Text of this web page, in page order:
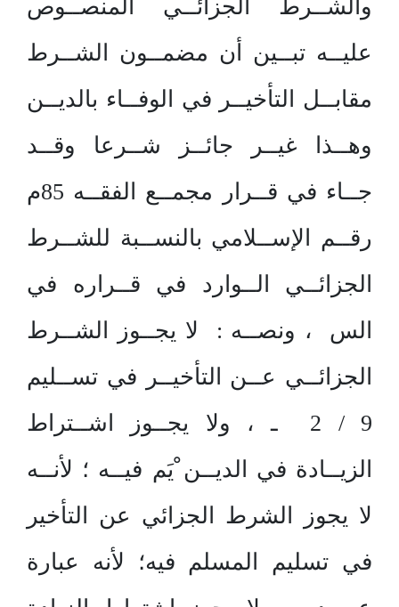
والشــرط الجزائــي المنصــوص
عليــه تبــين أن مضمــون الشــرط
مقابــل التأخيــر في الوفــاء بالديــن
وهــذا غيــر جائــز شــرعا وقــد
جــاء في قــرار مجمــع الفقــه 85م
رقــم الإســلامي بالنســبة للشــرط
الجزائــي الــوارد في قــراره في
الس ، ونصــه : لا يجــوز الشــرط
الجزائــي عــن التأخيــر في تســليم
9 / 2 ـ ، ولا يجــوز اشــتراط
الزيــادة في الديــن ْيَم فيــه ؛ لأنــه
لا يجوز الشرط الجزائي عن التأخير
في تسليم المسلم فيه؛ لأنه عبارة